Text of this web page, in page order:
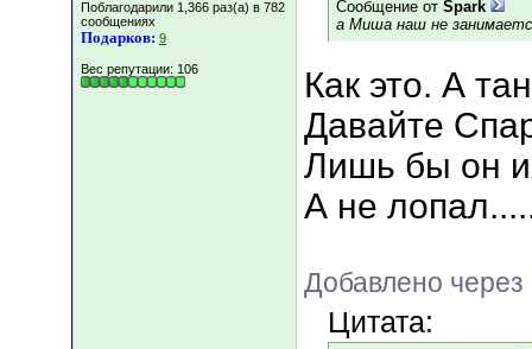
Поблагодарили 1,366 раз(а) в 782
сообщениях
Подарков: 9
Вес репутации: 106
Сообщение от Spark
а Миша наш не
Как это. А
Давайте
Лишь бы он
А не
Добавлено через
Цитата: